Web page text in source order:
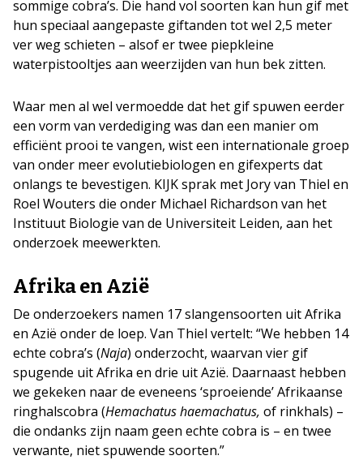
sommige cobra’s. Die hand vol soorten kan hun gif met
hun speciaal aangepaste giftanden tot wel 2,5 meter
ver weg schieten – alsof er twee piepkleine
waterpistooltjes aan weerzijden van hun bek zitten.
Waar men al wel vermoedde dat het gif spuwen eerder
een vorm van verdediging was dan een manier om
efficiënt prooi te vangen, wist een internationale groep
van onder meer evolutiebiologen en gifexperts dat
onlangs te bevestigen. KIJK sprak met Jory van Thiel en
Roel Wouters die onder Michael Richardson van het
Instituut Biologie van de Universiteit Leiden, aan het
onderzoek meewerkten.
Afrika en Azië
De onderzoekers namen 17 slangensoorten uit Afrika
en Azië onder de loep. Van Thiel vertelt: “We hebben 14
echte cobra’s (Naja) onderzocht, waarvan vier gif
spugende uit Afrika en drie uit Azië. Daarnaast hebben
we gekeken naar de eveneens ‘sproeiende’ Afrikaanse
ringhalscobra (Hemachatus haemachatus, of rinkhals) –
die ondanks zijn naam geen echte cobra is – en twee
verwante, niet spuwende soorten.”